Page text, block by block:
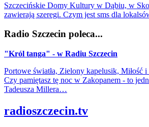
Szczecińskie Domy Kultury w Dąbiu, w
zawierają szeregi. Czym jest sms dla
Radio Szczecin poleca...
"Król tanga" - w Radiu Szczecin
Portowe światła, Zielony kapelusik, Miłość
Czy pamiętasz tę noc w Zakopanem - to
Tadeusza Millera…
radioszczecin.tv